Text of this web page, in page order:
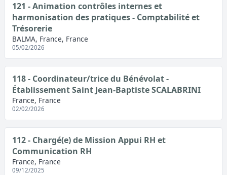
121 - Animation contrôles internes et
harmonisation des pratiques - Comptabilité et
Trésorerie
BALMA, France, France
05/02/2026
118 - Coordinateur/trice du Bénévolat -
Établissement Saint Jean-Baptiste SCALABRINI
France, France
02/02/2026
112 - Chargé(e) de Mission Appui RH et
Communication RH
France, France
09/12/2025